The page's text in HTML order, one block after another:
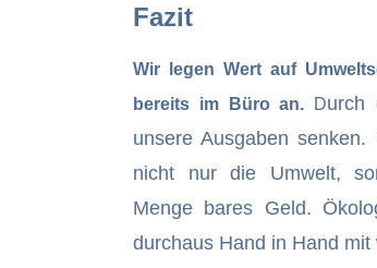
Fazit
Wir legen Wert auf
bereits im Büro an.
Durch
unsere Ausgaben
nicht nur die Umwelt,
Menge bares Geld.
durchaus Hand in Hand